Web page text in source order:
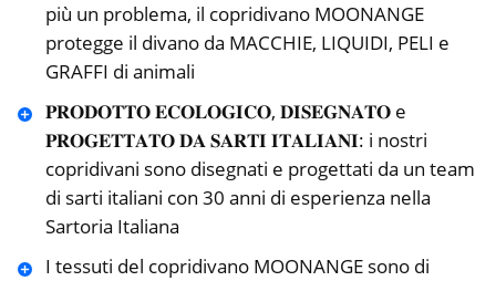
più un problema, il copridivano MOONANGE
protegge il divano da MACCHIE, LIQUIDI, PELI e
GRAFFI di animali
𝐏𝐑𝐎𝐃𝐎𝐓𝐓𝐎 𝐄𝐂𝐎𝐋𝐎𝐆𝐈𝐂𝐎, 𝐃𝐈𝐒𝐄𝐆𝐍𝐀𝐓𝐎 e
𝐏𝐑𝐎𝐆𝐄𝐓𝐓𝐀𝐓𝐎 𝐃𝐀 𝐒𝐀𝐑𝐓𝐈 𝐈𝐓𝐀𝐋𝐈𝐀𝐍𝐈: i nostri
copridivani sono disegnati e progettati da un team
di sarti italiani con 30 anni di esperienza nella
Sartoria Italiana
I tessuti del copridivano MOONANGE sono di